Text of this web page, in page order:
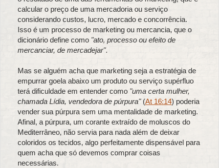
calcular o preço de uma mercadoria ou serviço
considerando custos, lucro, mercado e concorrência.
Isso é um processo de marketing ou mercancia, que o
dicionário define como "ato, processo ou efeito de
mercanciar, de mercadejar".
Mas se alguém acha que marketing seja a estratégia de
empurrar goela abaixo um produto ou serviço supérfluo
terá dificuldade em entender como "uma certa mulher,
chamada Lídia, vendedora de púrpura"(At 16:14) poderia
vender sua púrpura sem uma mentalidade de marketing.
Afinal, a púrpura, um corante extraído de moluscos do
Mediterrâneo, não servia para nada além de deixar
coloridos os tecidos, algo perfeitamente dispensável para
quem acha que só devemos comprar coisas
necessárias.